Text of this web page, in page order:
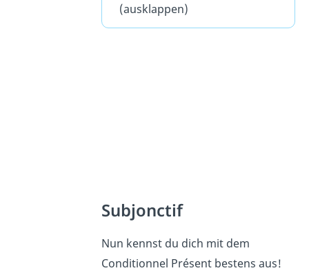
(ausklappen)
Subjonctif
Nun kennst du dich mit dem
Conditionnel Présent bestens aus!